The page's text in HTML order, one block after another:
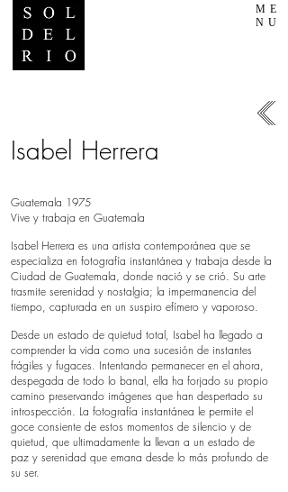
ME
NU
Isabel Herrera
Guatemala 1975
Vive y trabaja en Guatemala
Isabel Herrera es una artista contemporánea que se
especializa en fotografía instantánea y trabaja desde la
Ciudad de Guatemala, donde nació y se crió. Su arte
trasmite serenidad y nostalgia; la impermanencia del
tiempo, capturada en un suspiro efímero y vaporoso.
Desde un estado de quietud total, Isabel ha llegado a
comprender la vida como una sucesión de instantes
frágiles y fugaces. Intentando permanecer en el ahora,
despegada de todo lo banal, ella ha forjado su propio
camino preservando imágenes que han despertado su
introspección. La fotografía instantánea le permite el
goce consiente de estos momentos de silencio y de
quietud, que ultimadamente la llevan a un estado de
paz y serenidad que emana desde lo más profundo de
su ser.